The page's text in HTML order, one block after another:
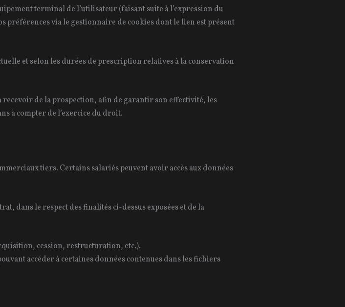
terminal de l’utilisateur (faisant suite à l’expression du
préférences via le gestionnaire de cookies dont le lien est présent
et selon les durées de prescription relatives à la conservation
recevoir de la prospection, afin de garantir son effectivité, les
à compter de l’exercice du droit.
tiers. Certains salariés peuvent avoir accès aux données
dans le respect des finalités ci-dessus exposées et de la
cession, restructuration, etc.).
accéder à certaines données contenues dans les fichiers